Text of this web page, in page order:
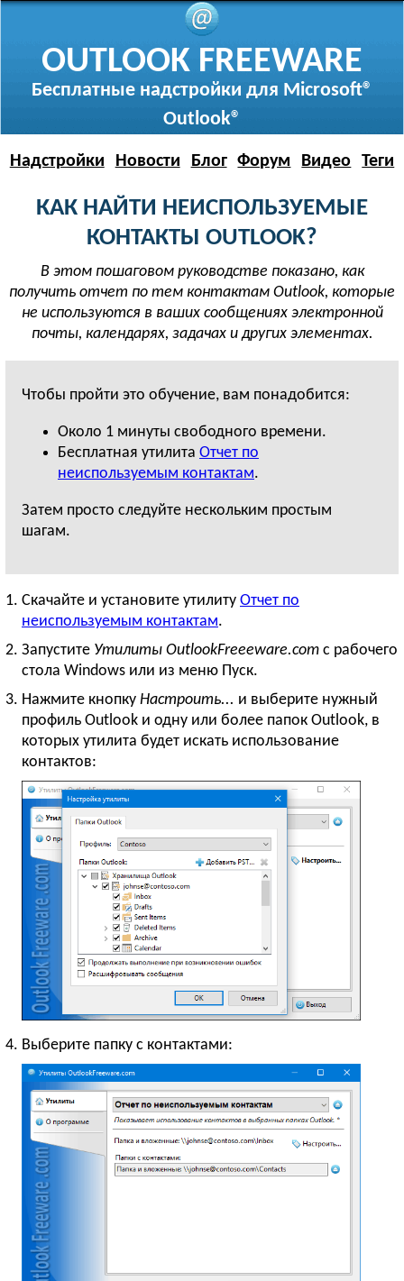
OUTLOOK FREEWARE
Бесплатные надстройки для Microsoft®
Outlook®
Надстройки Новости Блог Форум Видео Теги
КАК НАЙТИ НЕИСПОЛЬЗУЕМЫЕ
КОНТАКТЫ OUTLOOK?
В этом пошаговом руководстве показано, как
получить отчет по тем контактам Outlook, которые
не используются в ваших сообщениях электронной
почты, календарях, задачах и других элементах.
Чтобы пройти это обучение, вам понадобится:
Около 1 минуты свободного времени.
Бесплатная утилита Отчет по
неиспользуемым контактам.
Затем просто следуйте нескольким простым
шагам.
Скачайте и установите утилиту Отчет по
неиспользуемым контактам.
Запустите Утилиты OutlookFreeeware.com с рабочего
стола Windows или из меню Пуск.
Нажмите кнопку Настроить... и выберите нужный
профиль Outlook и одну или более папок Outlook, в
которых утилита будет искать использование
контактов:
Выберите папку с контактами: